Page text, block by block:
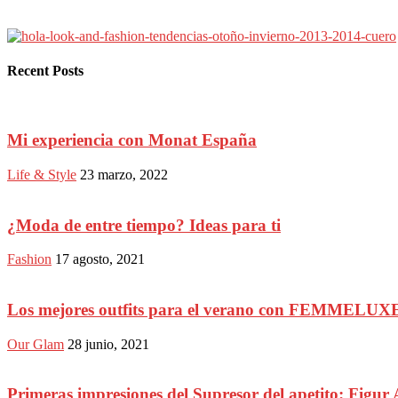
Recent Posts
Mi experiencia con Monat España
Life & Style 23 marzo, 2022
¿Moda de entre tiempo? Ideas para ti
Fashion 17 agosto, 2021
Los mejores outfits para el verano con
Our Glam 28 junio, 2021